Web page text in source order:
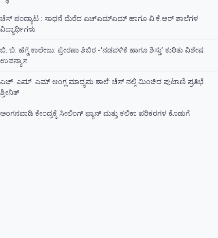
ಚೆಸ್ ಪಂದ್ಯಾಟ : ಸಾಧನೆ ಮೆರೆದ ಎಚ್ಎಮ್ಎಮ್ ಹಾಗೂ ವಿ.ಕೆ.ಆರ್ ಶಾಲೆಗಳ
ವಿದ್ಯಾರ್ಥಿಗಳು
ಬಿ. ಬಿ. ಹೆಗ್ಡೆ ಕಾಲೇಜು: ಪ್ರೇರಣಾ ಶಿಬಿರ -‘ನಡವಳಿಕೆ ಹಾಗೂ ಶಿಸ್ತು’ ಕುರಿತು ವಿಶೇಷ
ಉಪನ್ಯಾಸ
ಎಚ್. ಎಮ್. ಎಮ್ ಆಂಗ್ಲ ಮಾಧ್ಯಮ ಶಾಲೆ: ಚೆಸ್ ನಲ್ಲಿ ಮಿಂಚಿದ ಪುಟಾಣಿ ಪ್ರತಿಭೆ
ಶ್ರೀನಿತ್
ಅಂಗನವಾಡಿ ಕೇಂದ್ರಕ್ಕೆ ಸೀಲಿಂಗ್ ಫ್ಯಾನ್ ಮತ್ತು ಕಲಿಕಾ ಪರಿಕರಗಳ ಕೊಡುಗೆ